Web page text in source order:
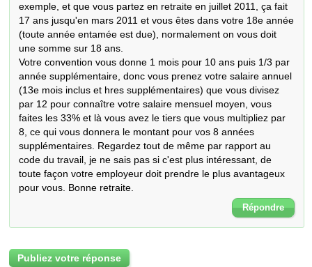
exemple, et que vous partez en retraite en juillet 2011, ça fait
17 ans jusqu'en mars 2011 et vous êtes dans votre 18e année
(toute année entamée est due), normalement on vous doit
une somme sur 18 ans.
Votre convention vous donne 1 mois pour 10 ans puis 1/3 par
année supplémentaire, donc vous prenez votre salaire annuel
(13e mois inclus et hres supplémentaires) que vous divisez
par 12 pour connaître votre salaire mensuel moyen, vous
faites les 33% et là vous avez le tiers que vous multipliez par
8, ce qui vous donnera le montant pour vos 8 années
supplémentaires. Regardez tout de même par rapport au
code du travail, je ne sais pas si c'est plus intéressant, de
toute façon votre employeur doit prendre le plus avantageux
pour vous. Bonne retraite.
Répondre
Publiez votre réponse